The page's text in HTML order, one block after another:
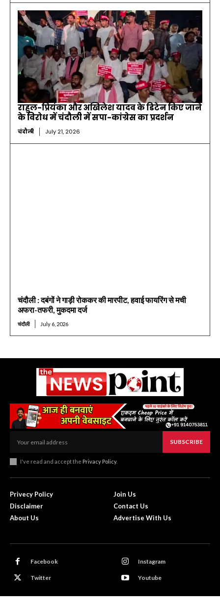
राहुल-प्रियंका और अखिलेश यादव के डिटेन किए जाने
के विरोध में चंदौली में सपा-कांग्रेस का प्रदर्शन
चंदौली July 21, 2026
चंदौली : दबंगों ने गाड़ी रोककर की मारपीट, हवाई फायरिंग से मची
अफरा-तफरी, मुकदमा दर्ज
चंदौली July 6, 2026
SUBSCRIBE
I've read and accept the Privacy Policy.
Privecy Policy
Disclaimer
About Us
Join Us
Contact Us
Advertise With Us
Facebook Instagram
Twitter Youtube